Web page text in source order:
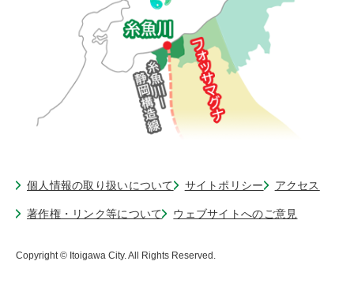
個人情報の取り扱いについて サイトポリシー アクセス
著作権・リンク等について ウェブサイトへのご意見
Copyright © Itoigawa City. All Rights Reserved.